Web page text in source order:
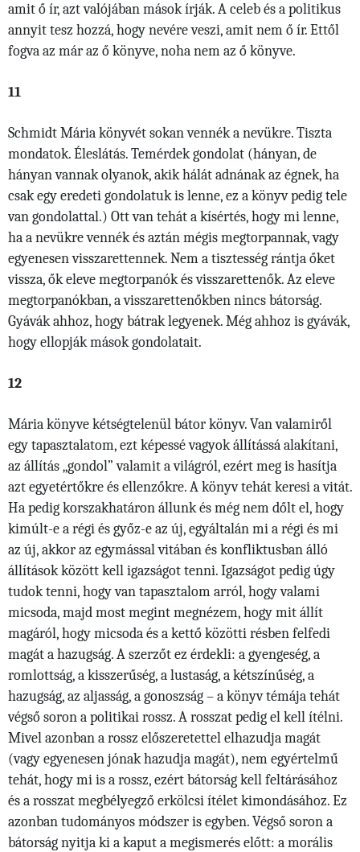
amit ő ír, azt valójában mások írják. A celeb és a politikus
annyit tesz hozzá, hogy nevére veszi, amit nem ő ír. Ettől
fogva az már az ő könyve, noha nem az ő könyve.
11
Schmidt Mária könyvét sokan vennék a nevükre. Tiszta
mondatok. Éleslátás. Temérdek gondolat (hányan, de
hányan vannak olyanok, akik hálát adnának az égnek, ha
csak egy eredeti gondolatuk is lenne, ez a könyv pedig tele
van gondolattal.) Ott van tehát a kísértés, hogy mi lenne,
ha a nevükre vennék és aztán mégis megtorpannak, vagy
egyenesen visszarettennek. Nem a tisztesség rántja őket
vissza, ők eleve megtorpanók és visszarettenők. Az eleve
megtorpanókban, a visszarettenőkben nincs bátorság.
Gyávák ahhoz, hogy bátrak legyenek. Még ahhoz is gyávák,
hogy ellopják mások gondolatait.
12
Mária könyve kétségtelenül bátor könyv. Van valamiről
egy tapasztalatom, ezt képessé vagyok állítássá alakítani,
az állítás „gondol” valamit a világról, ezért meg is hasítja
azt egyetértőkre és ellenzőkre. A könyv tehát keresi a vitát.
Ha pedig korszakhatáron állunk és még nem dőlt el, hogy
kimúlt-e a régi és győz-e az új, egyáltalán mi a régi és mi
az új, akkor az egymással vitában és konfliktusban álló
állítások között kell igazságot tenni. Igazságot pedig úgy
tudok tenni, hogy van tapasztalom arról, hogy valami
micsoda, majd most megint megnézem, hogy mit állít
magáról, hogy micsoda és a kettő közötti résben felfedi
magát a hazugság. A szerzőt ez érdekli: a gyengeség, a
romlottság, a kisszerűség, a lustaság, a kétszínűség, a
hazugság, az aljasság, a gonoszság – a könyv témája tehát
végső soron a politikai rossz. A rosszat pedig el kell ítélni.
Mivel azonban a rossz előszeretettel elhazudja magát
(vagy egyenesen jónak hazudja magát), nem egyértelmű
tehát, hogy mi is a rossz, ezért bátorság kell feltárásához
és a rosszat megbélyegző erkölcsi ítélet kimondásához. Ez
azonban tudományos módszer is egyben. Végső soron a
bátorság nyitja ki a kaput a megismerés előtt: a morális